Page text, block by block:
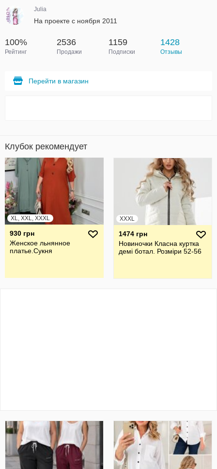
Julia
На проекте с ноября 2011
100%
Рейтинг
2536
Продажи
1159
Подписки
1428
Отзывы
Перейти в магазин
Клубок рекомендует
XL, XXL, XXXL
930 грн
Женское льнянное
платье.Сукня
XXXL
1474 грн
Новиночки Класна куртка
демі ботал. Розміри 52-56